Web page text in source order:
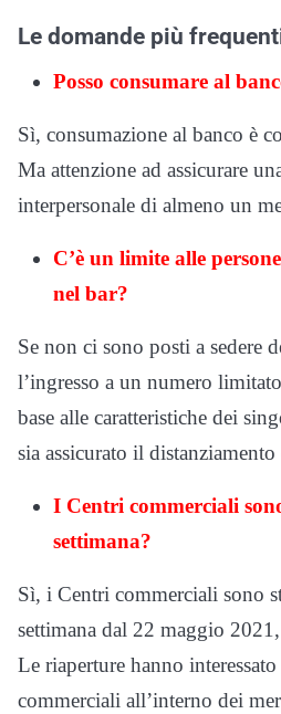
Le domande più
Posso consumare al
Sì, consumazione al banco è
Ma attenzione ad assicurare
interpersonale di almeno un
C’è un limite alle
nel bar?
Se non ci sono posti a sedere
l’ingresso a un numero
base alle caratteristiche dei
sia assicurato il
I Centri commerciali
settimana?
Sì, i Centri commerciali sono
settimana dal 22 maggio
Le riaperture hanno
commerciali all’interno dei